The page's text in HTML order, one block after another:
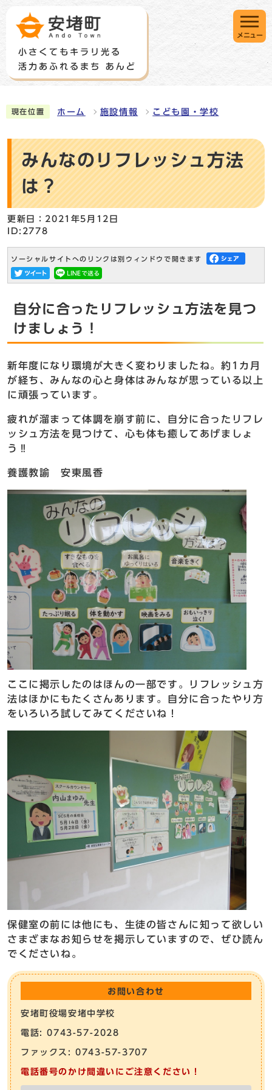
メニュー
現在位置 ホーム 施設情報 こども園・学校
みんなのリフレッシュ方法
は？
更新日：2021年5月12日
ID:2778
ソーシャルサイトへのリンクは別ウィンドウで開きます
自分に合ったリフレッシュ方法を見つ
けましょう！
新年度になり環境が大きく変わりましたね。約1カ月
が経ち、みんなの心と身体はみんなが思っている以上
に頑張っています。
疲れが溜まって体調を崩す前に、自分に合ったリフレ
ッシュ方法を見つけて、心も体も癒してあげましょ
う‼
養護教諭 安東風香
ここに掲示したのはほんの一部です。リフレッシュ方
法はほかにもたくさんあります。自分に合ったやり方
をいろいろ試してみてくださいね！
保健室の前には他にも、生徒の皆さんに知って欲しい
さまざまなお知らせを掲示していますので、ぜひ読ん
でくださいね。
お問い合わせ
安堵町役場安堵中学校
電話: 0743-57-2028
ファックス: 0743-57-3707
電話番号のかけ間違いにご注意ください！